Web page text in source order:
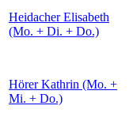
Heidacher Elisabeth
(Mo. + Di. + Do.)
Hörer Kathrin (Mo. +
Mi. + Do.)